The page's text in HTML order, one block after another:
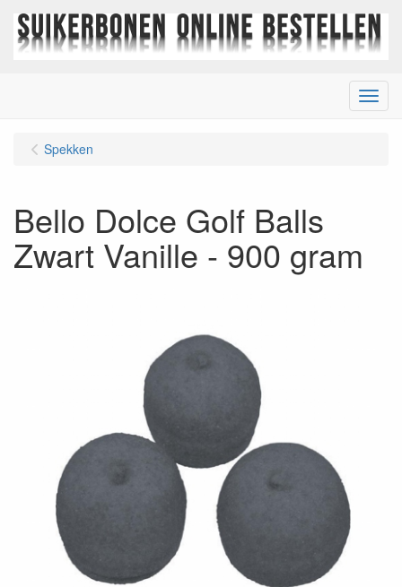
Menu
Spekken
Bello Dolce Golf Balls
Zwart Vanille - 900 gram